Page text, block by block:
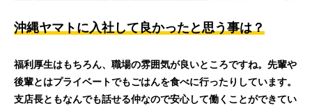
沖縄ヤマトに入社して良かったと思う事は？
福利厚生はもちろん、職場の雰囲気が良いところですね。先輩や
後輩とはプライベートでもごはんを食べに行ったりしています。
支店長ともなんでも話せる仲なので安心して働くことができてい